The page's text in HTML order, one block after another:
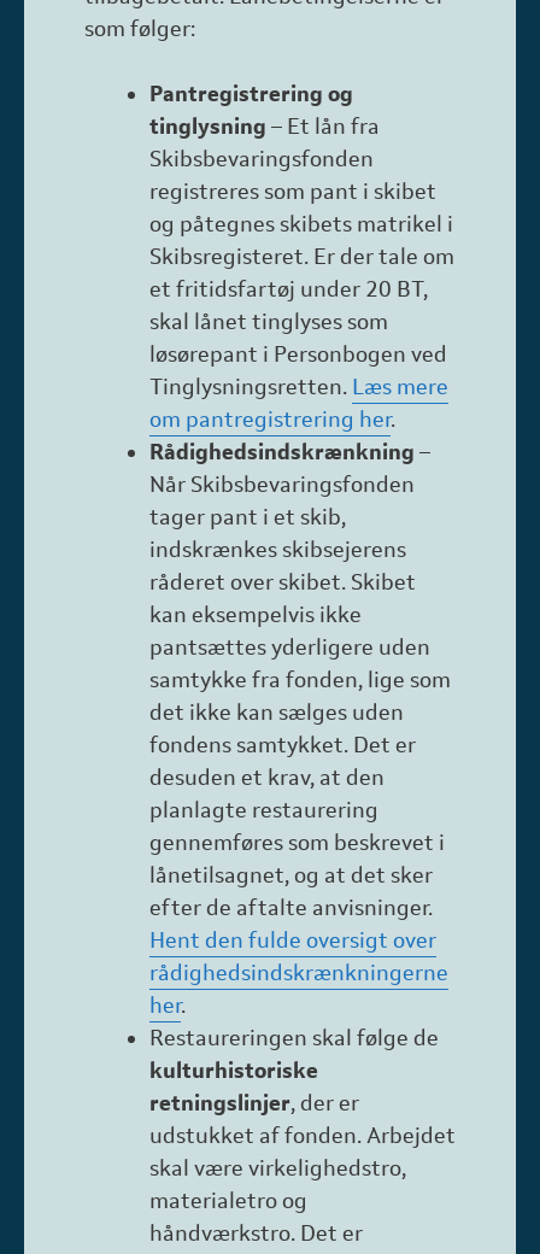
som følger:
Pantregistrering og
tinglysning – Et lån fra
Skibsbevaringsfonden
registreres som pant i skibet
og påtegnes skibets matrikel i
Skibsregisteret. Er der tale om
et fritidsfartøj under 20 BT,
skal lånet tinglyses som
løsørepant i Personbogen ved
Tinglysningsretten. Læs mere
om pantregistrering her.
Rådighedsindskrænkning –
Når Skibsbevaringsfonden
tager pant i et skib,
indskrænkes skibsejerens
råderet over skibet. Skibet
kan eksempelvis ikke
pantsættes yderligere uden
samtykke fra fonden, lige som
det ikke kan sælges uden
fondens samtykket. Det er
desuden et krav, at den
planlagte restaurering
gennemføres som beskrevet i
lånetilsagnet, og at det sker
efter de aftalte anvisninger.
Hent den fulde oversigt over
rådighedsindskrænkningerne
her.
Restaureringen skal følge de
kulturhistoriske
retningslinjer, der er
udstukket af fonden. Arbejdet
skal være virkelighedstro,
materialetro og
håndværkstro. Det er